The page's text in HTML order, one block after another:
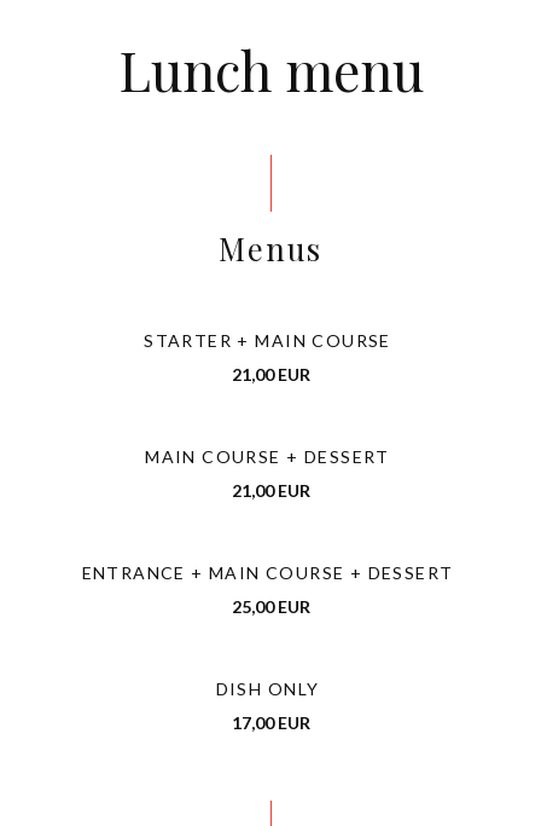
Lunch menu
Menus
STARTER + MAIN COURSE
21,00 EUR
MAIN COURSE + DESSERT
21,00 EUR
ENTRANCE + MAIN COURSE + DESSERT
25,00 EUR
DISH ONLY
17,00 EUR